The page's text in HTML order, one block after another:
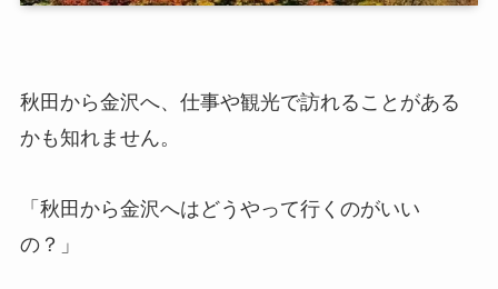
秋田から金沢へ、仕事や観光で訪れることがある
かも知れません。
「秋田から金沢へはどうやって行くのがいい
の？」